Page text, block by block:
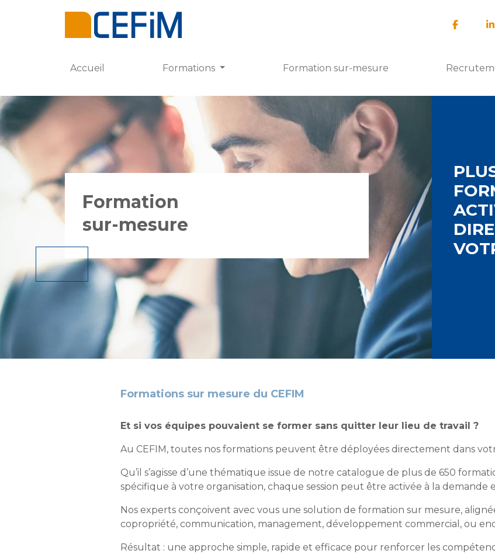
Accueil Formations Formation sur-mesure
Formation
sur-mesure
Formations sur mesure du CEFIM
Et si vos équipes pouvaient se former sans quitter leur lieu de travail ?
Au CEFIM, toutes nos formations peuvent être déployées directement dans
Qu’il s’agisse d’une thématique issue de notre catalogue de plus de 650
spécifique à votre organisation, chaque session peut être activée à la demande
Nos experts conçoivent avec vous une solution de formation sur mesure,
copropriété, communication, management, développement commercial, ou
Résultat : une approche simple, rapide et efficace pour renforcer les